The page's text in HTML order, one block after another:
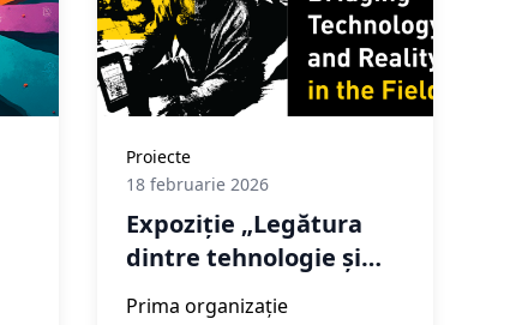
Proiecte
18 februarie 2026
Expoziție „Legătura
dintre tehnologie și
realitate pe teren” în
Prima organizație